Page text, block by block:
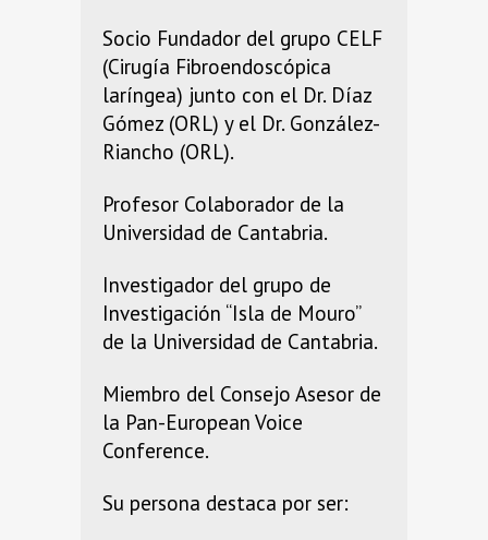
Socio Fundador del grupo CELF
(Cirugía Fibroendoscópica
laríngea) junto con el Dr. Díaz
Gómez (ORL) y el Dr. González-
Riancho (ORL).
Profesor Colaborador de la
Universidad de Cantabria.
Investigador del grupo de
Investigación “Isla de Mouro”
de la Universidad de Cantabria.
Miembro del Consejo Asesor de
la Pan-European Voice
Conference.
Su persona destaca por ser: